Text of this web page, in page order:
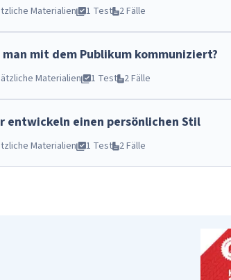
Materialien 1 Test 2 Fälle
man mit dem Publikum kommuniziert?
Materialien 1 Test 2 Fälle
entwickeln einen persönlichen Stil
Materialien 1 Test 2 Fälle